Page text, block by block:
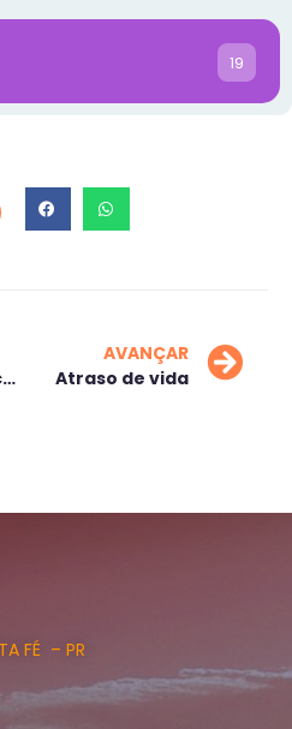
19
Construindo a casa da vida
AVANÇAR
Atraso de vida
FÉ – PR